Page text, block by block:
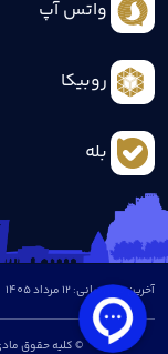
واتس آپ
روبیکا
بله
آخرین بروزرسانی: 12 مرداد 1405
© کلیه حقوق